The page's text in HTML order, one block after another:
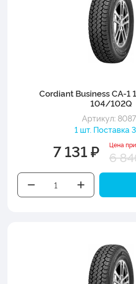
Cordiant Business CA-1
104/102Q
Артикул:
1 шт. Поставка
7 131 ₽ Цена
6